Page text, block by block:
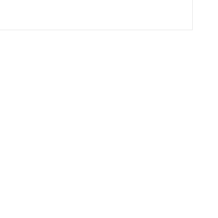
zarif bir dokunuş katıyor. Şimdi tarzınızı ön plana çıkarmak